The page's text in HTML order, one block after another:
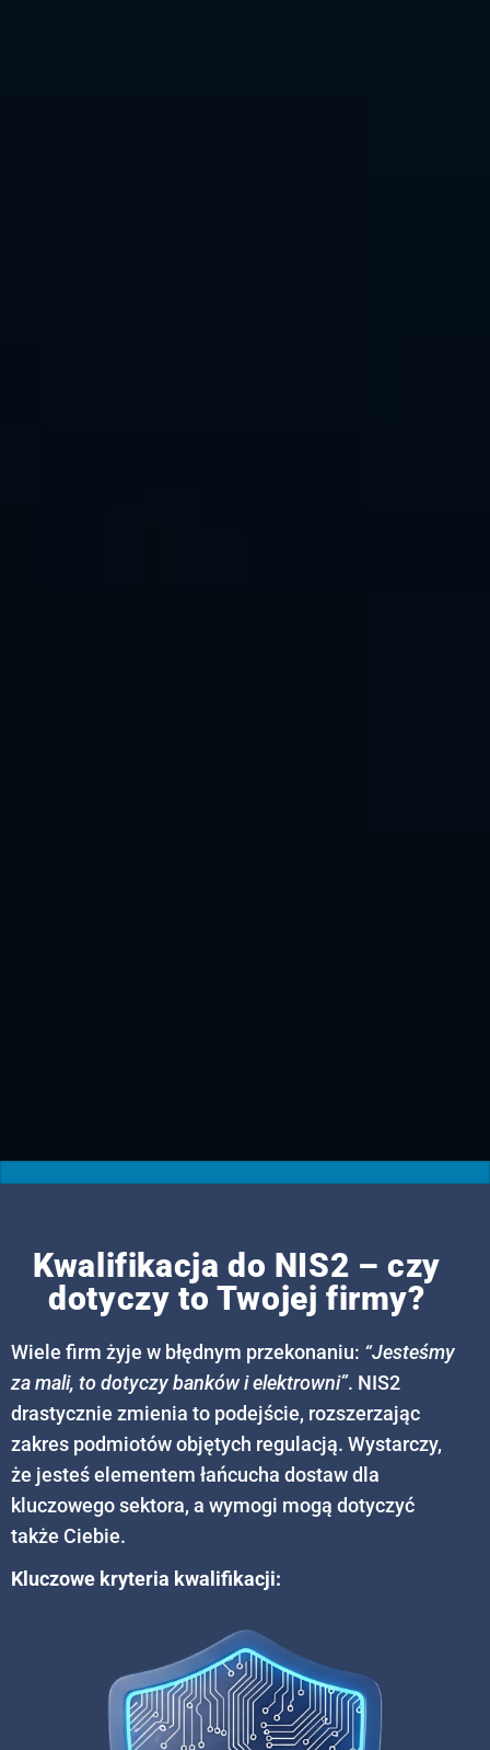
Kwalifikacja do NIS2 – czy
dotyczy to Twojej firmy?
Wiele firm żyje w błędnym przekonaniu: “Jesteśmy
za mali, to dotyczy banków i elektrowni”. NIS2
drastycznie zmienia to podejście, rozszerzając
zakres podmiotów objętych regulacją. Wystarczy,
że jesteś elementem łańcucha dostaw dla
kluczowego sektora, a wymogi mogą dotyczyć
także Ciebie.
Kluczowe kryteria kwalifikacji: